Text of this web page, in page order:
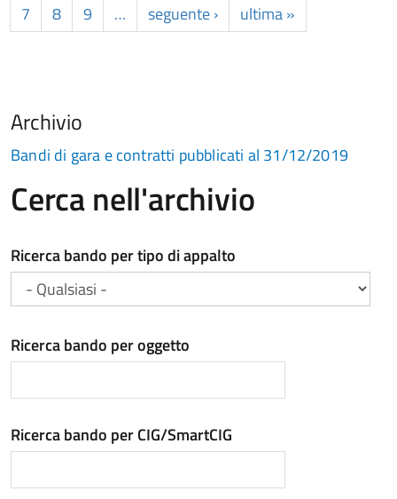
7
8 9 … seguente › ultima »
Archivio
Bandi di gara e contratti pubblicati al 31/12/2019
Cerca nell'archivio
Ricerca bando per tipo di appalto
Ricerca bando per oggetto
Ricerca bando per CIG/SmartCIG